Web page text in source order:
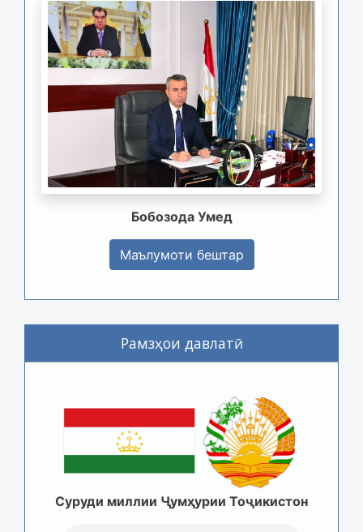
Бобозода Умед
Маълумоти бештар
Рамзҳои давлатӣ
Суруди миллии Ҷумҳурии Тоҷикистон